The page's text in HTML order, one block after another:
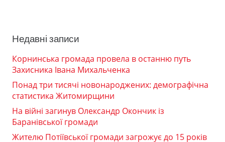
Недавні записи
Корнинська громада провела в останню путь
Захисника Івана Михальченка
Понад три тисячі новонароджених: демографічна
статистика Житомирщини
На війні загинув Олександр Окончик із
Баранівської громади
Жителю Потіївської громади загрожує до 15 років